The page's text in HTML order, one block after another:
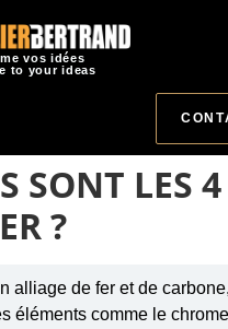
vos idées
to your ideas
SONT LES
?
alliage de fer et de
éléments comme le